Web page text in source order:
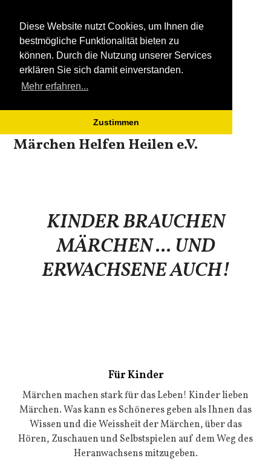
Diese Website nutzt Cookies, um Ihnen die
bestmögliche Funktionalität bieten zu
können. Durch die Nutzung unserer Services
erklären Sie sich damit einverstanden.
Mehr erfahren...
Zustimmen
SkipMärchen Helfen Heilen e.V.
Open
Close
KINDER BRAUCHEN
MÄRCHEN ... UND
ERWACHSENE AUCH!
Für Kinder
Märchen machen stark für das Leben! Kinder lieben
Märchen. Was kann es Schöneres geben als Ihnen das
Wissen und die Weissheit der Märchen, über das
Hören, Zuschauen und Selbstspielen auf dem Weg des
Heranwachsens mitzugeben.